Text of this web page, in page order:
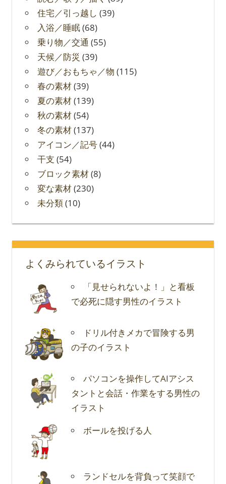
住宅／引っ越し (39)
入浴／睡眠(68)
乗り物／交通 (55)
天候／防災 (39)
遊び／おもちゃ／物 (115)
春の素材(39)
夏の素材(139)
秋の素材(54)
冬の素材(137)
アイコン／記号(44)
干支 (54)
ブロック素材(8)
変な素材(230)
未分類(10)
よくみられているイラスト
「見せられないよ！」と看板
で必死に隠す男性のイラスト
ドリル付きメカで冒険する男
の子のイラスト
パソコンを操作してAIアシス
タントと会話・作業をする男性の
イラスト
ボールを投げる人
ランドセルを背負って笑顔で